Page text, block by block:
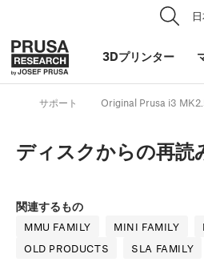
3Dプリンター
サポート Original Prusa i3
ディスクからの再読
関連するもの
MMU FAMILY MINI FAMILY
OLD PRODUCTS
SLA FAMILY